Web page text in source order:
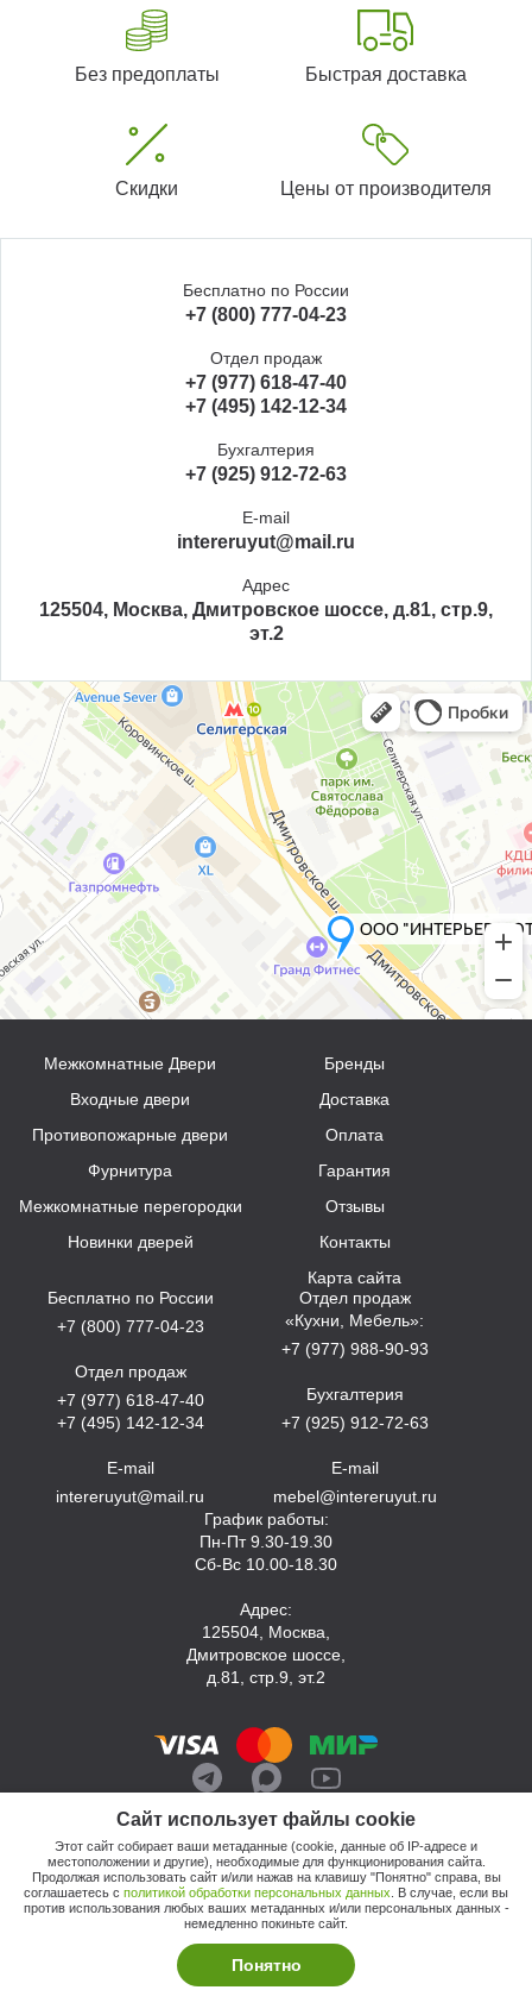
Без предоплаты Быстрая доставка
Скидки Цены от производителя
Бесплатно по России
+7 (800) 777-04-23
Отдел продаж
+7 (977) 618-47-40
+7 (495) 142-12-34
Бухгалтерия
+7 (925) 912-72-63
E-mail
intereruyut@mail.ru
Адрес
125504, Москва, Дмитровское шоссе, д.81, стр.9,
эт.2
Сайт использует файлы cookie
Этот сайт собирает ваши метаданные (cookie, данные об IP-адресе и
местоположении и другие), необходимые для функционирования сайта.
Продолжая использовать сайт и/или нажав на клавишу "Понятно" справа, вы
соглашаетесь с политикой обработки персональных данных . В случае, если вы
против использования любых ваших метаданных и/или персональных данных -
немедленно покиньте сайт.
Понятно
Межкомнатные Двери
Входные двери
Противопожарные двери
Фурнитура
Межкомнатные перегородки
Новинки дверей
Бренды
Доставка
Оплата
Гарантия
Отзывы
Контакты
Карта сайта
Бесплатно по России
+7 (800) 777-04-23
Отдел продаж
+7 (977) 618-47-40
+7 (495) 142-12-34
E-mail
intereruyut@mail.ru
Отдел продаж
«Кухни, Мебель»:
+7 (977) 988-90-93
Бухгалтерия
+7 (925) 912-72-63
E-mail
mebel@intereruyut.ru
График работы:
Пн-Пт 9.30-19.30
Сб-Вс 10.00-18.30
Адрес:
125504, Москва,
Дмитровское шоссе,
д.81, стр.9, эт.2
© 2026, Компания «Интерьер Уют»
Политика обработки персональных данных
Этот сайт продвигает: Кузнецов Анатолий